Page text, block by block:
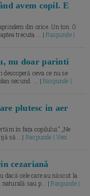
avem copil. E
din orice. Un ton. O
trecuta.... |Raspunde |
nu doar parinti
ceva ce nu se
secund. ... |Raspunde |
plutesc in aer
în fața copilului.” „Ne
să... | Raspunde | Vezi
cezariană
dacă cele care au născut la
naturală sau p... |Raspunde |